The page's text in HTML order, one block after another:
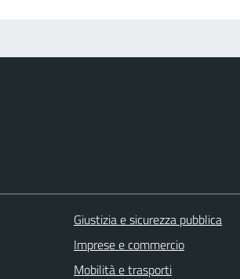
Giustizia e sicurezza pubblica
Imprese e commercio
Mobilità e trasporti